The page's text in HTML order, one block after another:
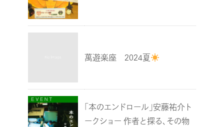
萬遊楽座 2024夏
「本のエンドロール」安藤祐介ト
ークショー 作者と探る、その物